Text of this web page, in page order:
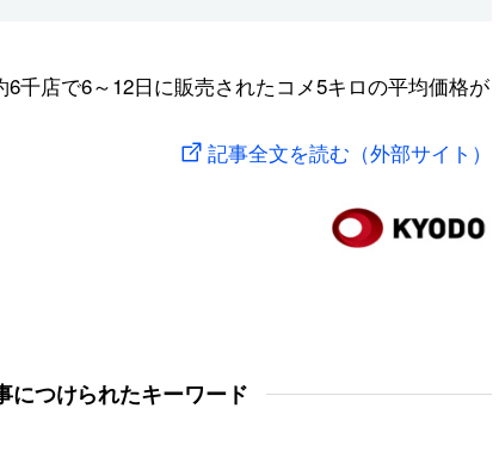
千店で6～12日に販売されたコメ5キロの平均価格が
記事全文を読む（外部サイト）
につけられたキーワード